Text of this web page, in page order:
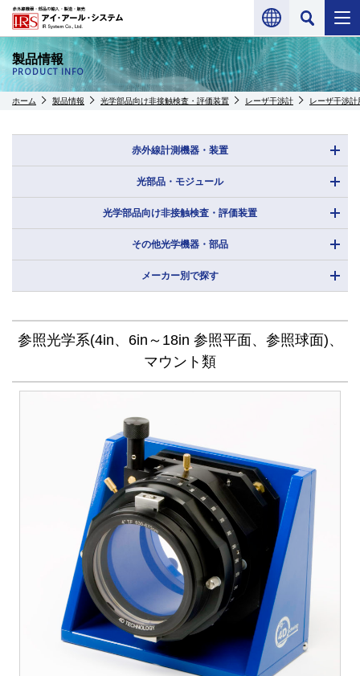
製品情報
PRODUCT INFO
ホーム 製品情報 光学部品向け非接触検査・評価装置 レーザ干渉計 レーザ干渉計
赤外線計測機器・装置
光部品・モジュール
光学部品向け非接触検査・評価装置
その他光学機器・部品
メーカー別で探す
参照光学系(4in、6in～18in 参照平面、参照球面)、
マウント類